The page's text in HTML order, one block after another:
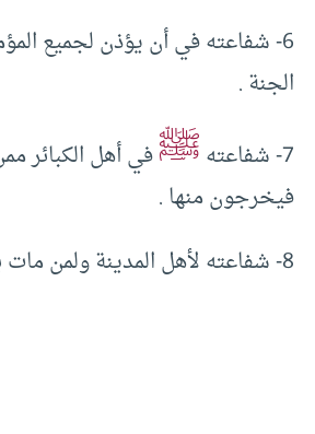
6- شفاعته في أن يؤذن لجميع
الجنة .
7- شفاعته
ﷺفي أهل الكبائر
فيخرجون منها .
8- شفاعته لأهل المدينة ولمن مات بها .